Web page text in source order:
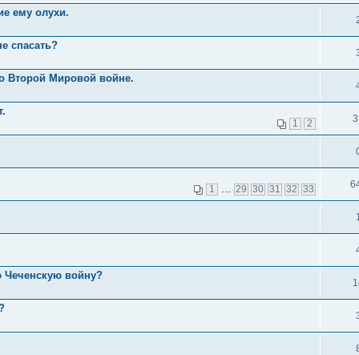
ему олухи.
спасать?
Второй Мировой войне.
1 2
1 29 30 31 32 33
1
войну?